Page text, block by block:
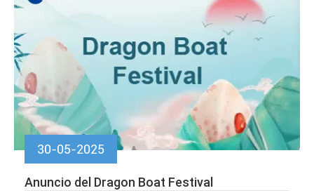
30-05-2025
Anuncio del Dragon Boat Festival